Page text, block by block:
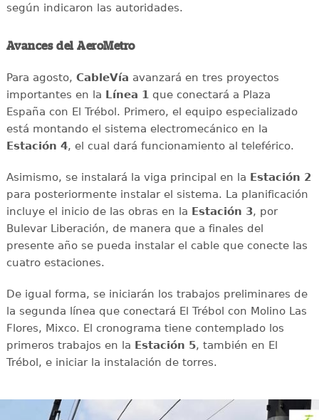
según indicaron las autoridades.
Avances del AeroMetro
Para agosto, CableVía avanzará en tres proyectos
importantes en la Línea 1que conectará a Plaza
España con El Trébol. Primero, el equipo especializado
está montando el sistema electromecánico en la
Estación 4, el cual dará funcionamiento al teleférico.
Asimismo, se instalará la viga principal en la Estación 2
para posteriormente instalar el sistema. La planificación
incluye el inicio de las obras en la Estación 3, por
Bulevar Liberación, de manera que a finales del
presente año se pueda instalar el cable que conecte las
cuatro estaciones.
De igual forma, se iniciarán los trabajos preliminares de
la segunda línea que conectará El Trébol con Molino Las
Flores, Mixco. El cronograma tiene contemplado los
primeros trabajos en la Estación 5, también en El
Trébol, e iniciar la instalación de torres.